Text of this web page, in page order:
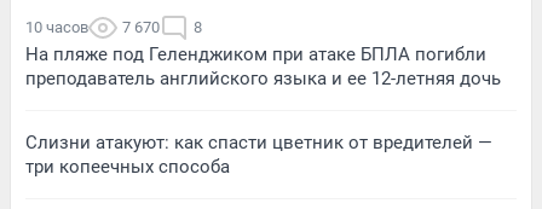
10 часов 7 670 8
На пляже под Геленджиком при атаке БПЛА погибли
преподаватель английского языка и ее 12-летняя дочь
Слизни атакуют: как спасти цветник от вредителей —
три копеечных способа